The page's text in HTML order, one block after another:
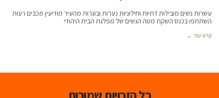
עשרות נשים מובילות דתיות וחילוניות נערות ובוגרות מהעיר מודיעין מכבים רעות
השתתפו בכנס השקת מטה הנשים של מפלגת הבית היהודי
קרא עוד ←